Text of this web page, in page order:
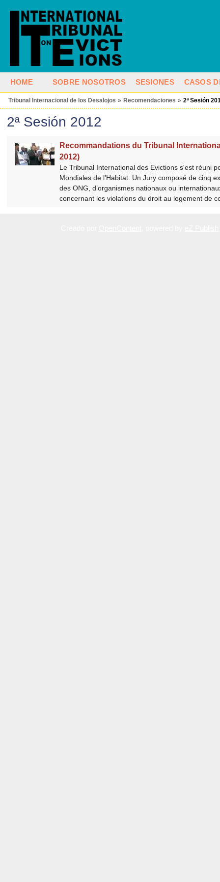
HOME SOBRE NOSOTROS SESIONES CASOS
Tribunal Internacional de los Desalojos » Recomendaciones » 2ª Sesión
2ª Sesión 2012
Recommandations du Tribunal
2012)
Le Tribunal International des Evictions s'est réuni
Mondiales de l'Habitat. Un Jury composé de cinq
des ONG, d’organismes nationaux ou
concernant les violations du droit au logement de